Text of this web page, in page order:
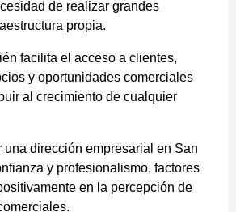
de realizar grandes
propia.
facilita el acceso a clientes,
y oportunidades comerciales
al crecimiento de cualquier
una dirección empresarial en San
y profesionalismo, factores
en la percepción de